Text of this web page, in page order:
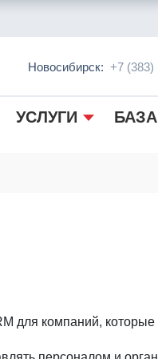
Новосибирск: +7 (383)
УСЛУГИ
для компаний,
который
силами
удаленный